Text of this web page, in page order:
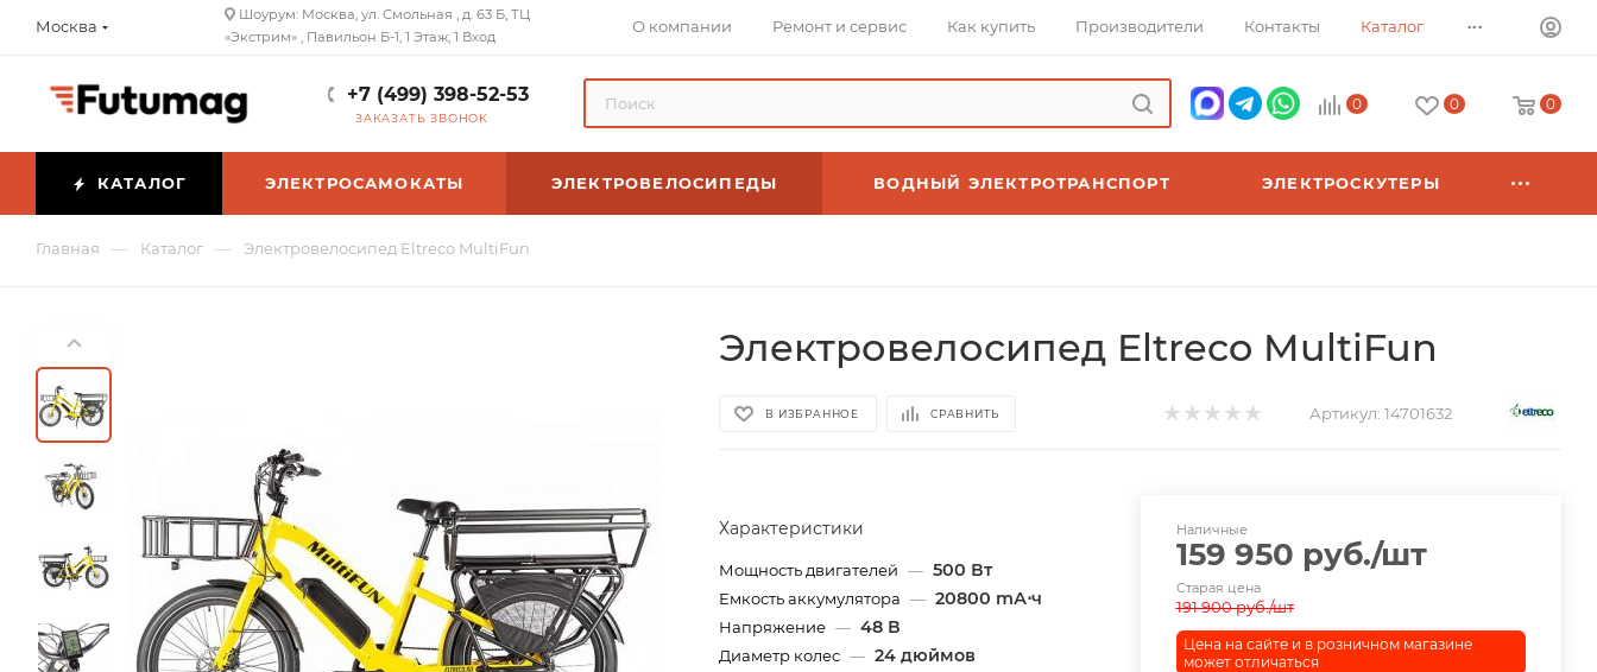
Москва
Шоурум: Москва, ул. Смольная , д. 63 Б, ТЦ
«Экстрим» , Павильон Б-1, 1 Этаж, 1 Вход
О компании Ремонт и сервис Как купить Производители Контакты Каталог ...
+7 (499) 398-52-53
ЗАКАЗАТЬ ЗВОНОК
0 0 0
КАТАЛОГ ЭЛЕКТРОСАМОКАТЫ ЭЛЕКТРОВЕЛОСИПЕДЫ ВОДНЫЙ ЭЛЕКТРОТРАНСПОРТ ЭЛЕКТРОСКУТЕРЫ
Главная — Каталог — Электровелосипед Eltreco MultiFun
Электровелосипед Eltreco MultiFun
В ИЗБРАННОЕ СРАВНИТЬ Артикул: 14701632
Характеристики
Мощность двигателей — 500 Вт
Емкость аккумулятора — 20800 mА⋅ч
Напряжение — 48 В
Диаметр колес — 24 дюймов
Наличные
159 950 руб./шт
Старая цена
191 900руб./шт
Цена на сайте и в розничном магазине
может отличаться